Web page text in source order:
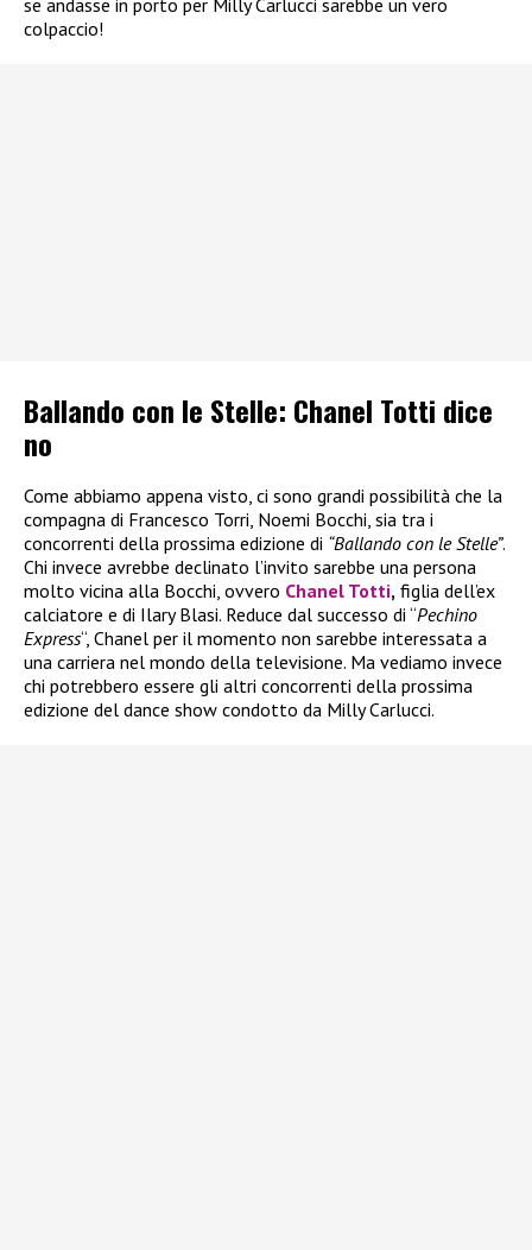
se andasse in porto per Milly Carlucci sarebbe un vero
colpaccio!
Ballando con le Stelle: Chanel Totti dice
no
Come abbiamo appena visto, ci sono grandi possibilità che la
compagna di Francesco Torri, Noemi Bocchi, sia tra i
concorrenti della prossima edizione di “Ballando con le Stelle”.
Chi invece avrebbe declinato l’invito sarebbe una persona
molto vicina alla Bocchi, ovvero Chanel Totti, figlia dell’ex
calciatore e di Ilary Blasi. Reduce dal successo di “Pechino
Express“, Chanel per il momento non sarebbe interessata a
una carriera nel mondo della televisione. Ma vediamo invece
chi potrebbero essere gli altri concorrenti della prossima
edizione del dance show condotto da Milly Carlucci.